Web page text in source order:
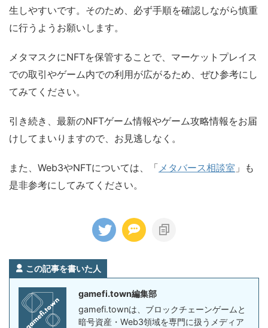
生しやすいです。そのため、必ず手順を確認しながら慎重
に行うようお願いします。
メタマスクにNFTを保管することで、マーケットプレイス
での取引やゲーム内での利用が広がるため、ぜひ参考にし
てみてください。
引き続き、最新のNFTゲーム情報やゲーム攻略情報をお届
けしてまいりますので、お見逃しなく。
また、Web3やNFTについては、「メタバース相談室 」も
是非参考にしてみてください。
この記事を書いた人
gamefi.town編集部
gamefi.townは、ブロックチェーンゲームと
暗号資産・Web3領域を専門に扱うメディア